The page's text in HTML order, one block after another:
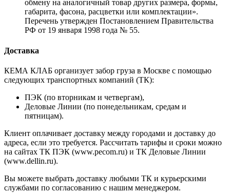
обмену на аналогичный товар других размера, формы,
габарита, фасона, расцветки или комплектации».
Перечень утвержден Постановлением Правительства
РФ от 19 января 1998 года № 55.
Доставка
КЕМА КЛАБ организует забор груза в Москве с помощью
следующих транспортных компаний (ТК):
ПЭК (по вторникам и четвергам),
Деловые Линии (по понедельникам, средам и
пятницам).
Клиент оплачивает доставку между городами и доставку до
адреса, если это требуется. Рассчитать тарифы и сроки можно
на сайтах ТК ПЭК (www.pecom.ru) и ТК Деловые Линии
(www.dellin.ru).
Вы можете выбрать доставку любыми ТК и курьерскими
службами по согласованию с нашим менеджером.